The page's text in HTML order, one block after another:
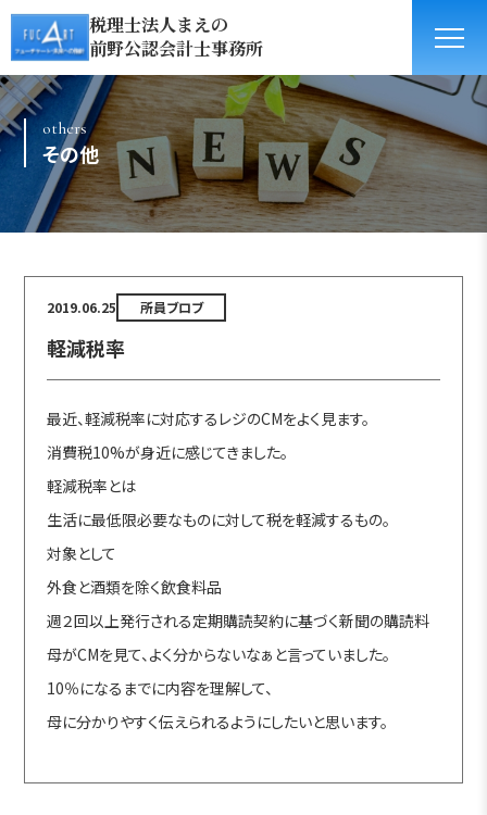
税理士法人まえの
前野公認会計士事務所
others
その他
2019.06.25 所員ブロブ
軽減税率
最近、軽減税率に対応するレジのCMをよく見ます。
消費税10%が身近に感じてきました。
軽減税率とは
生活に最低限必要なものに対して税を軽減するもの。
対象として
外食と酒類を除く飲食料品
週２回以上発行される定期購読契約に基づく新聞の購読料
母がCMを見て、よく分からないなぁと言っていました。
10％になるまでに内容を理解して、
母に分かりやすく伝えられるようにしたいと思います。